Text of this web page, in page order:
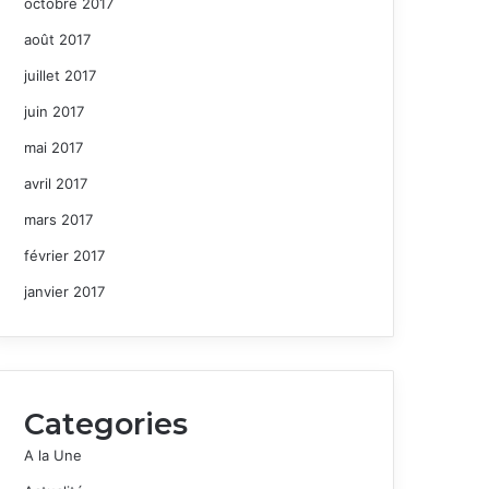
août 2017
juillet 2017
juin 2017
mai 2017
avril 2017
mars 2017
février 2017
janvier 2017
Categories
A la Une